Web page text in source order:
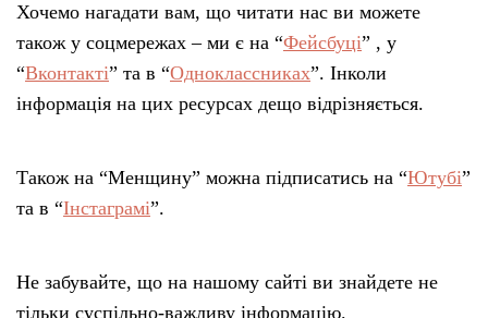
Етичний кодекс
Хочемо нагадати вам, що читати нас ви можете
також у соцмережах – ми є на “Фейсбуці” , у
“Вконтакті” та в “Одноклассниках”. Інколи
інформація на цих ресурсах дещо відрізняється.
Також на “Менщину” можна підписатись на “Ютубі”
та в “Інстаграмі”.
Не забувайте, що на нашому сайті ви знайдете не
тільки суспільно-важливу інформацію.